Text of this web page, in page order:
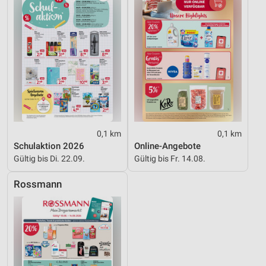
0,1 km
Schulaktion 2026
Gültig bis Di. 22.09.
0,1 km
Online-Angebote
Gültig bis Fr. 14.08.
Rossmann